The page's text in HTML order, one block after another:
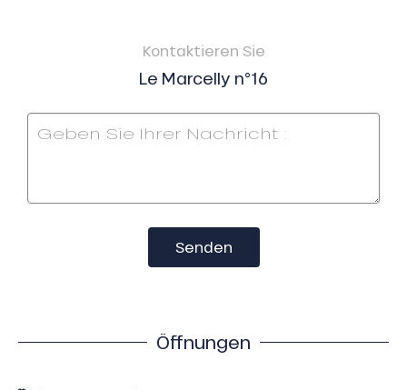
Kontaktieren Sie
Le Marcelly n°16
Senden
Öffnungen